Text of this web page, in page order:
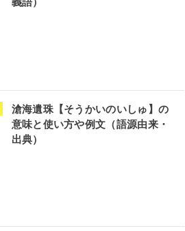
滄海遺珠【そうかいのいしゅ】の
意味と使い方や例文（語源由来・
出典）